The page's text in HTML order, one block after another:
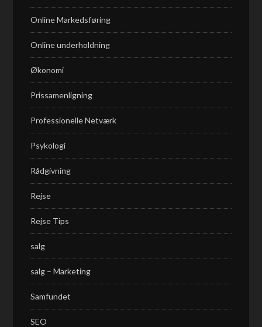
Online Markedsføring
Online underholdning
Økonomi
Prissamenligning
Professionelle Netværk
Psykologi
Rådgivning
Rejse
Rejse Tips
salg
salg – Marketing
Samfundet
SEO